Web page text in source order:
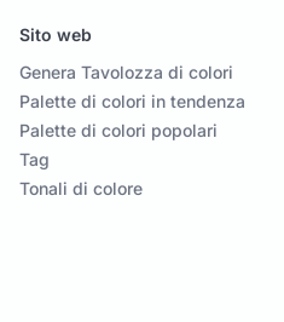
Sito web
Genera Tavolozza di colori
Palette di colori in tendenza
Palette di colori popolari
Tag
Tonali di colore